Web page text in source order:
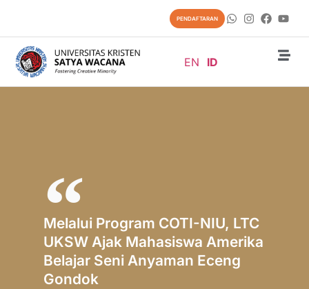
PENDAFTARAN
EN ID
Melalui Program COTI-NIU, LTC
UKSW Ajak Mahasiswa Amerika
Belajar Seni Anyaman Eceng
Gondok